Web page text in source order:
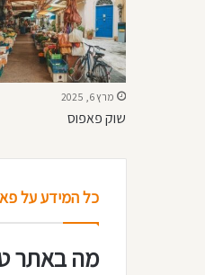
מרץ 6, 2025
שוק פאפוס
כל המידע על
מה באתר